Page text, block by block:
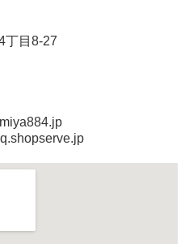
丁目8-27